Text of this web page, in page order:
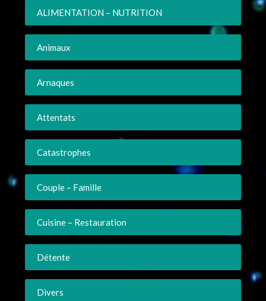
ALIMENTATION – NUTRITION
Animaux
Arnaques
Attentats
Catastrophes
Couple – Famille
Cuisine – Restauration
Détente
Divers